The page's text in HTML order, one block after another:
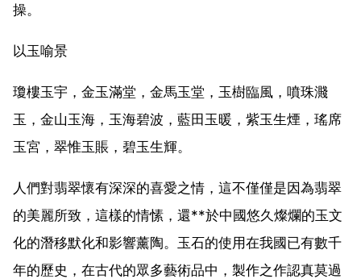
操。
以玉喻景
瓊樓玉宇，金玉滿堂，金馬玉堂，玉樹臨風，噴珠濺
玉，金山玉海，玉海碧波，藍田玉暖，紫玉生煙，瑤席
玉宮，翠惟玉賬，碧玉生輝。
人們對翡翠懷有深深的喜愛之情，這不僅僅是因為翡翠
的美麗所致，這樣的情愫，還**於中國悠久燦爛的玉文
化的潛移默化和影響薰陶。玉石的使用在我國已有數千
年的歷史，在古代的眾多藝術品中，製作之作認真莫過